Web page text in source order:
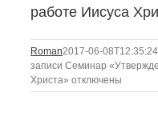
работе Иисуса
Roman2017-06-
записи Семинар
Христа» отключены